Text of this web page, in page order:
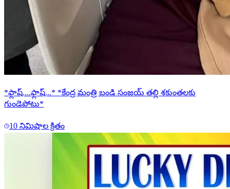
*ఫ్లాష్....ఫ్లాష్...* *కేంద్ర మంత్రి బండి సంజయ్ తల్లి శకుంతలకు
గుండెపోటు*
10 నిమిషాల క్రితం